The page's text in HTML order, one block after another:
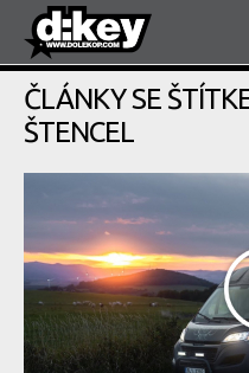
ČLÁNKY SE
ŠTENCEL